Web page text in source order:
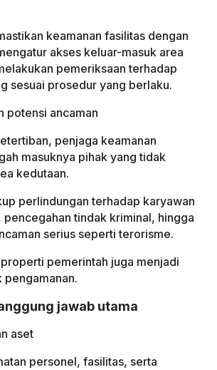
keamanan fasilitas dengan
akses keluar-masuk area
pemeriksaan terhadap
sesuai prosedur yang berlaku.
potensi ancaman
penjaga keamanan
masuknya pihak yang tidak
kedutaan.
perlindungan terhadap karyawan
pencegahan tindak kriminal, hingga
serius seperti terorisme.
pemerintah juga menjadi
jawab utama
aset
personel, fasilitas, serta